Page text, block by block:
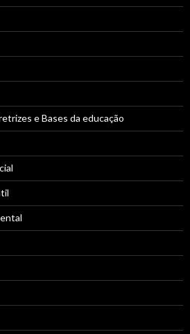
e Bases da educação